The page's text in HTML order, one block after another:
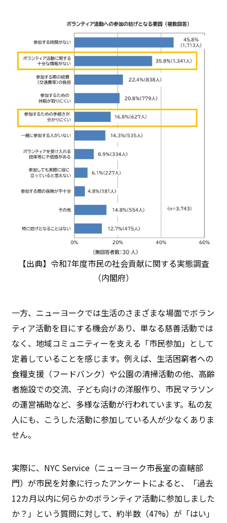
【出典】令和7年度市民の社会貢献に関する実態調査
（内閣府）
一方、ニューヨークでは生活のさまざまな場面でボラン
ティア活動を目にする機会があり、単なる慈善活動では
なく、地域コミュニティーを支える「市民参加」として
定着していることを感じます。例えば、生活困窮者への
食糧支援（フードバンク）や公園の清掃活動の他、高齢
者施設での交流、子ども向けの洋服作り、市民マラソン
の運営補助など、多様な活動が行われています。私の友
人にも、こうした活動に参加している人が少なくありま
せん。
実際に、NYC Service（ニューヨーク市長室の直轄部
門）が市民を対象に行ったアンケートによると、「過去
12カ月以内に何らかのボランティア活動に参加しました
か？」という質問に対して、約半数（47%）が「はい」